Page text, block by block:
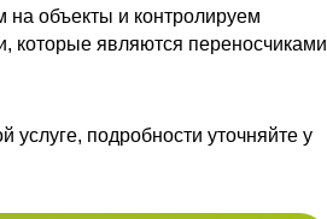
объекты и контролируем
которые являются переносчиками
подробности уточняйте у